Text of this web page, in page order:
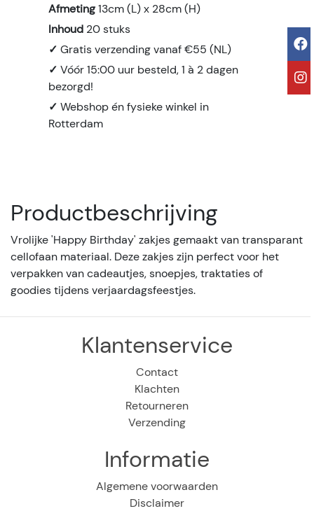
Afmeting13cm (L) x 28cm (H)
Inhoud 20 stuks
✓Gratis verzending vanaf €55 (NL)
✓Vóór 15:00 uur besteld, 1 à 2 dagen
bezorgd!
✓Webshop én fysieke winkel in
Rotterdam
Productbeschrijving
Vrolijke 'Happy Birthday' zakjes gemaakt van transparant
cellofaan materiaal. Deze zakjes zijn perfect voor het
verpakken van cadeautjes, snoepjes, traktaties of
goodies tijdens verjaardagsfeestjes.
Klantenservice
Contact
Klachten
Retourneren
Verzending
Informatie
Algemene voorwaarden
Disclaimer